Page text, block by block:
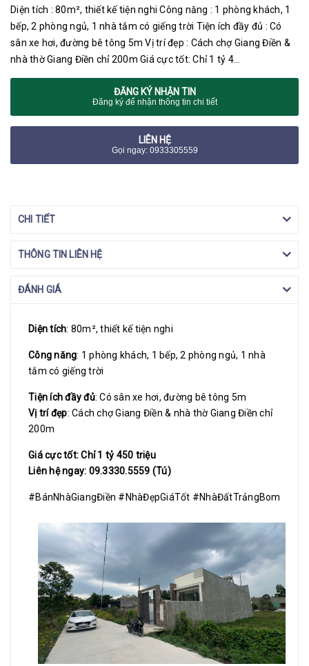
Diện tích : 80m², thiết kế tiện nghi Công năng : 1 phòng khách, 1
bếp, 2 phòng ngủ, 1 nhà tắm có giếng trời Tiện ích đầy đủ : Có
sân xe hơi, đường bê tông 5m Vị trí đẹp : Cách chợ Giang Điền &
nhà thờ Giang Điền chỉ 200m Giá cực tốt: Chỉ 1 tỷ 4…
ĐĂNG KÝ NHẬN TIN
Đăng ký để nhận thông tin chi tiết
LIÊN HỆ
Gọi ngay: 0933305559
CHI TIẾT
THÔNG TIN LIÊN HỆ
ĐÁNH GIÁ
Diện tích: 80m², thiết kế tiện nghi
Công năng: 1 phòng khách, 1 bếp, 2 phòng ngủ, 1 nhà
tắm có giếng trời
Tiện ích đầy đủ: Có sân xe hơi, đường bê tông 5m
Vị trí đẹp: Cách chợ Giang Điền & nhà thờ Giang Điền chỉ
200m
Giá cực tốt: Chỉ 1 tỷ 450 triệu
Liên hệ ngay: 09.3330.5559 (Tú)
#BánNhàGiangĐiền #NhàĐẹpGiáTốt #NhàĐấtTrảngBom